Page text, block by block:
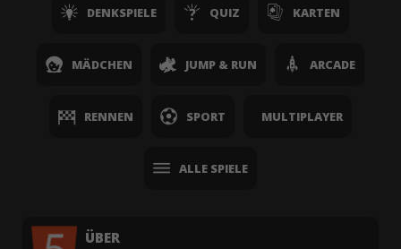
DENKSPIELE QUIZ KARTEN
MÄDCHEN JUMP & RUN ARCADE
RENNEN SPORT MULTIPLAYER
ALLE SPIELE
ÜBER